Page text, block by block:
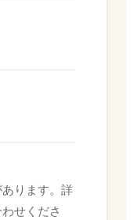
ります。詳
せくださ